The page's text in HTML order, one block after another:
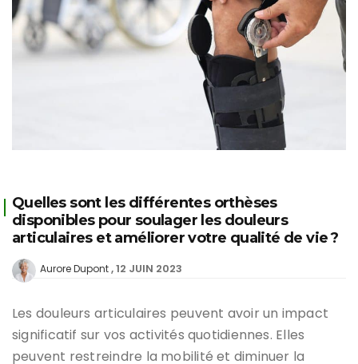
Quelles sont les différentes orthèses
disponibles pour soulager les douleurs
articulaires et améliorer votre qualité de vie ?
Aurore Dupont 12 JUIN 2023
Les douleurs articulaires peuvent avoir un impact
significatif sur vos activités quotidiennes. Elles
peuvent restreindre la mobilité et diminuer la